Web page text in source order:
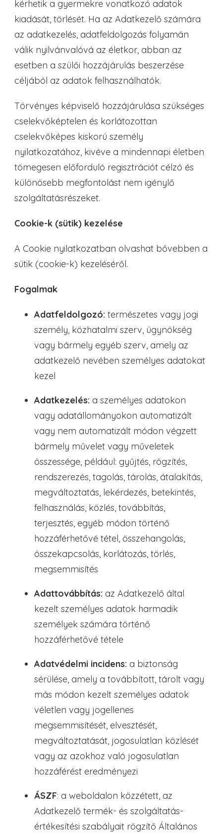
kérhetik a gyermekre vonatkozó adatok
kiadását, törlését. Ha az Adatkezelő számára
az adatkezelés, adatfeldolgozás folyamán
válik nyilvánvalóvá az életkor, abban az
esetben a szülői hozzájárulás beszerzése
céljából az adatok felhasználhatók.
Törvényes képviselő hozzájárulása szükséges
cselekvőképtelen és korlátozottan
cselekvőképes kiskorú személy
nyilatkozatához, kivéve a mindennapi életben
tömegesen előforduló regisztrációt célzó és
különösebb megfontolást nem igénylő
szolgáltatásrészeket.
Cookie-k (sütik) kezelése
A Cookie nyilatkozatban olvashat bővebben a
sütik (cookie-k) kezeléséről.
Fogalmak
Adatfeldolgozó: természetes vagy jogi
személy, közhatalmi szerv, ügynökség
vagy bármely egyéb szerv, amely az
adatkezelő nevében személyes adatokat
kezel
Adatkezelés: a személyes adatokon
vagy adatállományokon automatizált
vagy nem automatizált módon végzett
bármely művelet vagy műveletek
összessége, például: gyűjtés, rögzítés,
rendszerezés, tagolás, tárolás, átalakítás,
megváltoztatás, lekérdezés, betekintés,
felhasználás, közlés, továbbítás,
terjesztés, egyéb módon történő
hozzáférhetővé tétel, összehangolás,
összekapcsolás, korlátozás, törlés,
megsemmisítés
Adattovábbítás: az Adatkezelő által
kezelt személyes adatok harmadik
személyek számára történő
hozzáférhetővé tétele
Adatvédelmi incidens: a biztonság
sérülése, amely a továbbított, tárolt vagy
más módon kezelt személyes adatok
véletlen vagy jogellenes
megsemmisítését, elvesztését,
megváltoztatását, jogosulatlan közlését
vagy az azokhoz való jogosulatlan
hozzáférést eredményezi
ÁSZF: a weboldalon közzétett, az
Adatkezelő termék- és szolgáltatás-
értékesítési szabályait rögzítő Általános